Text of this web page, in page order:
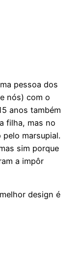
pessoa dos
nós) com o
anos também
filha, mas no
marsupial.
sim porque
a impôr
design é